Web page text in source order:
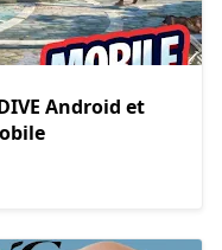
Android et